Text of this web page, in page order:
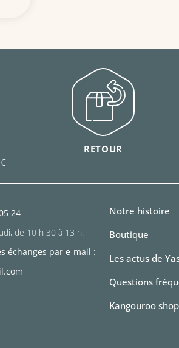
RETOUR
24
de 10 h 30 à 13 h.
échanges par e-mail :
Notre histoire
Boutique
Les actus de
Questions
Kangouroo